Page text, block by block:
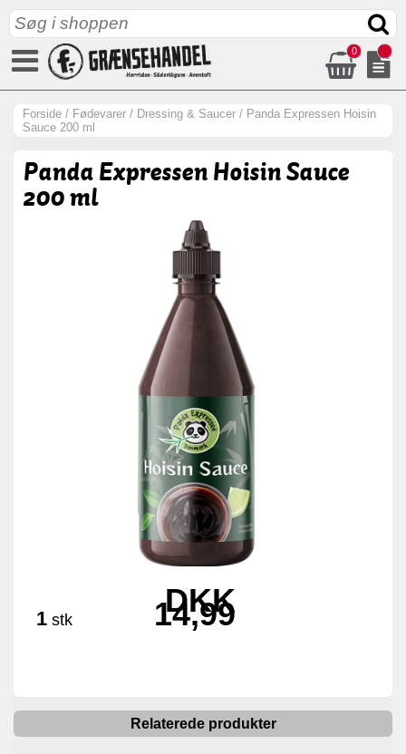
0
Forside / Fødevarer / Dressing & Saucer / Panda Expressen Hoisin
Sauce 200 ml
Panda Expressen Hoisin Sauce
200 ml
1 stk
DKK
14,99
Relaterede produkter